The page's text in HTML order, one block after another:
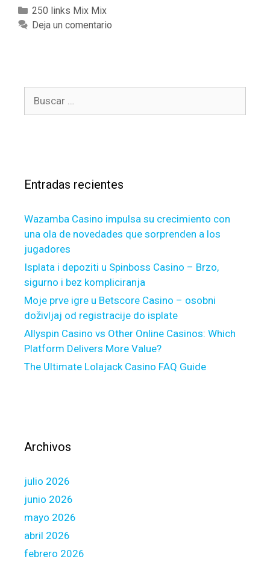
時
間
本
四
理
旅
C
a
r
í
250 links Mix Mix
Deja un comentario
:Entradas recientes
Wazamba Casino impulsa su crecimiento con
una ola de novedades que sorprenden a los
jugadores
Isplata i depoziti u Spinboss Casino – Brzo,
sigurno i bez kompliciranja
Moje prve igre u Betscore Casino – osobni
doživljaj od registracije do isplate
Allyspin Casino vs Other Online Casinos: Which
Platform Delivers More Value?
The Ultimate Lolajack Casino FAQ Guide
Archivos
julio 2026
junio 2026
mayo 2026
abril 2026
febrero 2026